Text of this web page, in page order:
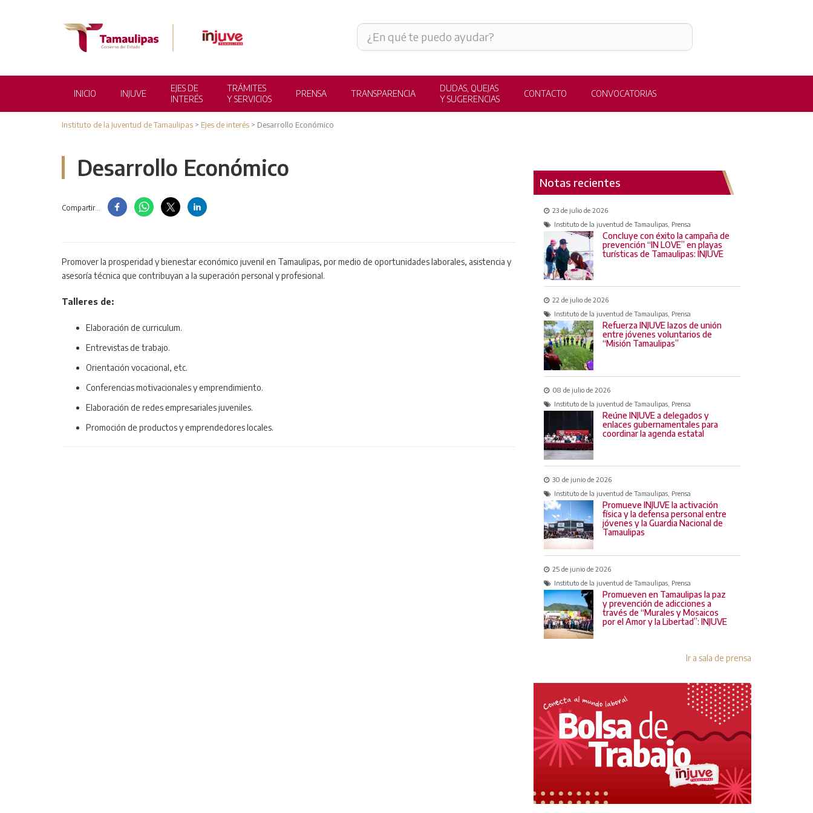
INICIO INJUVE
EJES DE
INTERÉS
TRÁMITES
Y SERVICIOS
PRENSA TRANSPARENCIA
DUDAS, QUEJAS
Y SUGERENCIAS
CONTACTO CONVOCATORIAS
Instituto de la Juventud de Tamaulipas > Ejes de interés > Desarrollo Económico
Desarrollo Económico
Compartir...
Promover la prosperidad y bienestar económico juvenil en Tamaulipas, por medio de oportunidades laborales, asistencia y
asesoría técnica que contribuyan a la superación personal y profesional.
Talleres de:
Elaboración de curriculum.
Entrevistas de trabajo.
Orientación vocacional, etc.
Conferencias motivacionales y emprendimiento.
Elaboración de redes empresariales juveniles.
Promoción de productos y emprendedores locales.
Notas recientes
23 de julio de 2026
Instituto de la juventud de Tamaulipas, Prensa
Concluye con éxito la campaña de
prevención “IN LOVE” en playas
turísticas de Tamaulipas: INJUVE
22 de julio de 2026
Instituto de la juventud de Tamaulipas, Prensa
Refuerza INJUVE lazos de unión
entre jóvenes voluntarios de
“Misión Tamaulipas”
08 de julio de 2026
Instituto de la juventud de Tamaulipas, Prensa
Reúne INJUVE a delegados y
enlaces gubernamentales para
coordinar la agenda estatal
30 de junio de 2026
Instituto de la juventud de Tamaulipas, Prensa
Promueve INJUVE la activación
física y la defensa personal entre
jóvenes y la Guardia Nacional de
Tamaulipas
25 de junio de 2026
Instituto de la juventud de Tamaulipas, Prensa
Promueven en Tamaulipas la paz
y prevención de adicciones a
través de “Murales y Mosaicos
por el Amor y la Libertad”: INJUVE
Ir a sala de prensa